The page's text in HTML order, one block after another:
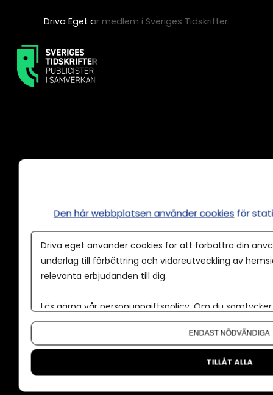
Driva Eget är medlem i Sveriges Tidskrifter.
Våra användarvillkor
Policy för AI
Annonspolicy
Tillgänglighet
Om oss
Facebook
Den här webbplatsen använder cookies för
Driva eget använder cookies för att förbättra din
underlag till förbättring och vidareutveckling av
relevanta erbjudanden till dig.
Läs gärna vår personuppgiftspolicy. Om du
Om du vill ändra ditt val i efterhand hittar du den
ENDAST NÖDVÄNDIGA
TILLÅT ALLA